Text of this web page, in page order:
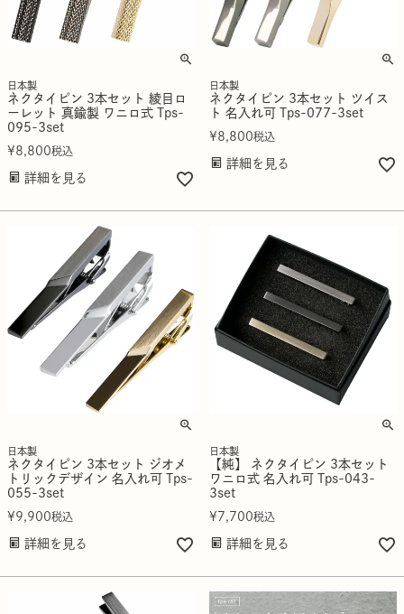
日本製
ネクタイピン 3本セット 綾目ロ
ーレット 真鍮製 ワニロ式 Tps-
095-3set
¥8,800税込
詳細を見る
日本製
ネクタイピン 3本セット ツイス
ト 名入れ可 Tps-077-3set
¥8,800税込
詳細を見る
日本製
ネクタイピン 3本セット ジオメ
トリックデザイン 名入れ可 Tps-
055-3set
¥9,900税込
詳細を見る
日本製
【純】 ネクタイピン 3本セット
ワニロ式 名入れ可 Tps-043-
3set
¥ 7,700税込
詳細を見る